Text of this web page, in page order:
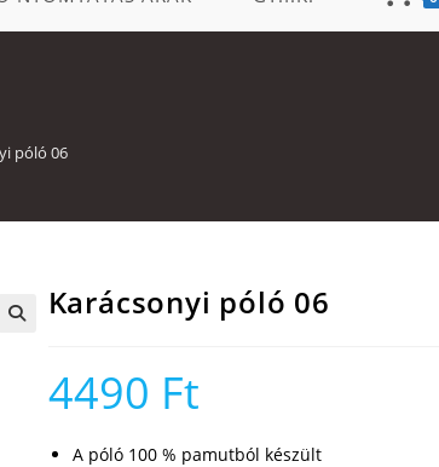
póló 06
Karácsonyi póló 06
4490 Ft
A póló 100 % pamutból készült